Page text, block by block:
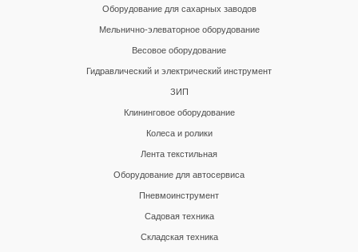
Оборудование для сахарных заводов
Мельнично-элеваторное оборудование
Весовое оборудование
Гидравлический и электрический инструмент
ЗИП
Клининговое оборудование
Колеса и ролики
Лента текстильная
Оборудование для автосервиса
Пневмоинструмент
Садовая техника
Складская техника